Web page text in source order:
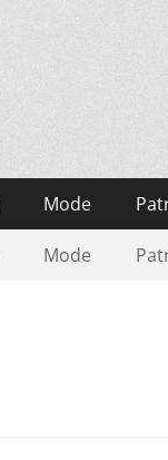
Mode
Mode